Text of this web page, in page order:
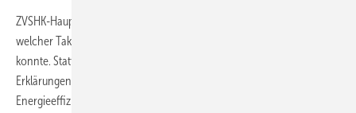
ZVSHK-Hauptgeschäftsführer Elmar Esser brachte Beispiele, mit
welcher Taktik trotz strittiger Punkte eine Einigung zustande kommen
konnte. Statt konkreter Ziele gebe es jetzt allgemein gehaltene
Erklärungen oder es seien Passagen gestrichen worden. „Zwar wird
Energieeffizienz in der Koalitionsvereinbarung erstmalig genannt,